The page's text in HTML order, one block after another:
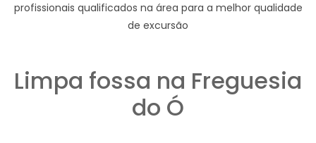
profissionais qualificados na área para a melhor qualidade
de excursão
Limpa fossa na Freguesia
do Ó